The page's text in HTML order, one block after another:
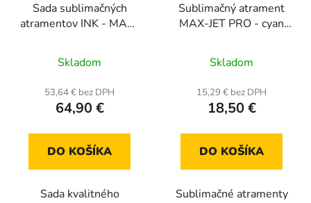
Sada sublimačných
atramentov INK - MATE
hodnotenie
produktu
je
z
Skladom
53,64 € bez DPH
64,90 €
DO KOŠÍKA
Sada kvalitného
Sublimačný atrament
MAX-JET PRO - cyan
Skladom
15,29 € bez DPH
18,50 €
DO KOŠÍKA
Sublimačné atramenty